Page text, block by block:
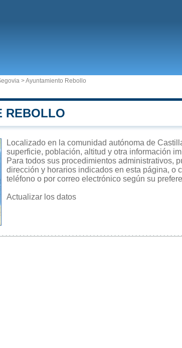
>Ayuntamiento Rebollo
REBOLLO
Localizado en la comunidad autónoma de
superficie, población, altitud y otra información
Para todos sus procedimientos administrativos,
dirección y horarios indicados en esta página, o
teléfono o por correo electrónico según su
Actualizar los datos